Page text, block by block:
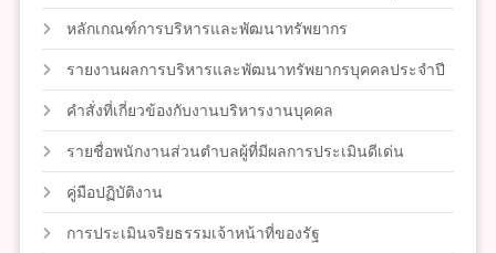
หลักเกณฑ์การบริหารและพัฒนาทรัพยากร
รายงานผลการบริหารและพัฒนาทรัพยากรบุคคลประจำปี
คำสั่งที่เกี่ยวข้องกับงานบริหารงานบุคคล
รายชื่อพนักงานส่วนตำบลผู้ที่มีผลการประเมินดีเด่น
คู่มือปฏิบัติงาน
การประเมินจริยธรรมเจ้าหน้าที่ของรัฐ